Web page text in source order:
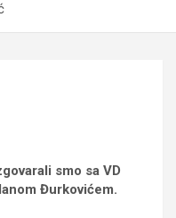
smo sa VD
Đurkovićem.